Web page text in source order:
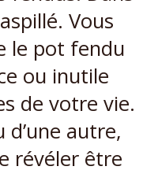
Vous
le pot fendu
ou inutile
de votre vie.
d’une autre,
révéler être